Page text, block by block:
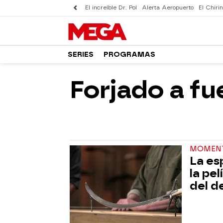
El increíble Dr. Pol Alerta Aeropuerto El
SERIES PROGRAMAS
Forjado a
La
la
del